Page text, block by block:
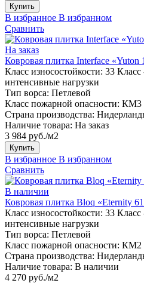
Купить
В избранное В избранном
Сравнить
На заказ
Ковровая плитка Interface «Yuton
Класс износостойкости: 33 Класс
интенсивные нагрузки
Тип ворса: Петлевой
Класс пожарной опасности: КМ3
Страна производства:
Наличие товара: На заказ
3 984 руб./м2
Купить
В избранное В избранном
Сравнить
В наличии
Ковровая плитка Bloq «Eternity
Класс износостойкости: 33 Класс
интенсивные нагрузки
Тип ворса: Петлевой
Класс пожарной опасности: КМ2
Страна производства:
Наличие товара: В наличии
4 270 руб./м2